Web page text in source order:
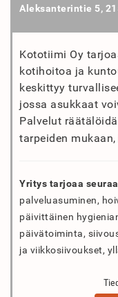
Aleksanterintie 5,
Kototiimi Oy
kotihoitoa ja
keskittyy
jossa asukkaat
Palvelut
tarpeiden
Yritys tarjoaa
palveluasuminen,
päivittäinen
päivätoiminta,
ja viikkosiivoukset,